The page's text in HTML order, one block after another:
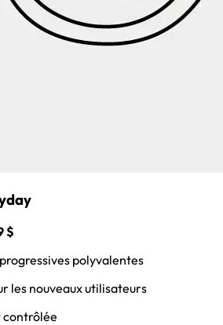
$
polyvalentes
les nouveaux utilisateurs
contrôlée